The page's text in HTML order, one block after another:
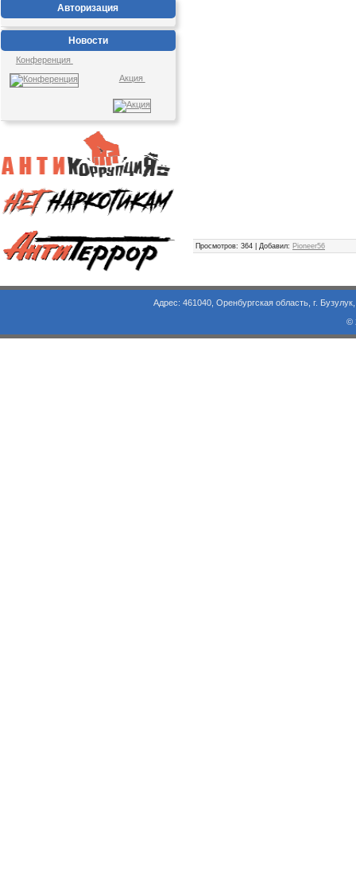
Авторизация
Новости
Конференция
Акция
Просмотров: 364 | Добавил: Pioneer56
Адрес: 461040, Оренбургская область, г. Бузулук, ул.
©